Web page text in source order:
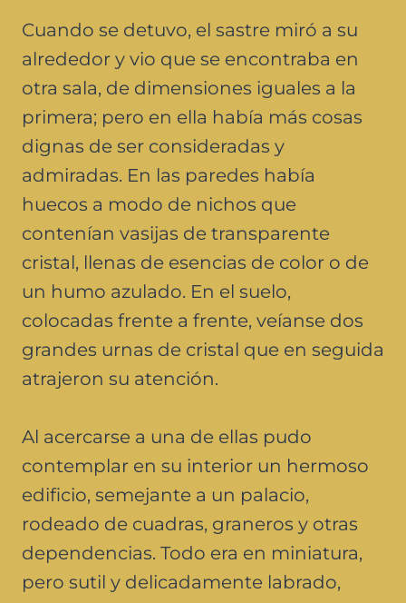
Cuando se detuvo, el sastre miró a su
alrededor y vio que se encontraba en
otra sala, de dimensiones iguales a la
primera; pero en ella había más cosas
dignas de ser consideradas y
admiradas. En las paredes había
huecos a modo de nichos que
contenían vasijas de transparente
cristal, llenas de esencias de color o de
un humo azulado. En el suelo,
colocadas frente a frente, veíanse dos
grandes urnas de cristal que en seguida
atrajeron su atención.
Al acercarse a una de ellas pudo
contemplar en su interior un hermoso
edificio, semejante a un palacio,
rodeado de cuadras, graneros y otras
dependencias. Todo era en miniatura,
pero sutil y delicadamente labrado,